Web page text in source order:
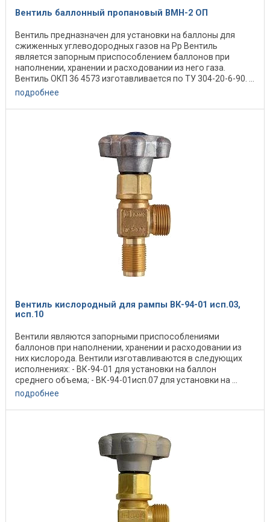
Вентиль баллонный пропановый ВМН-2 ОП
Вентиль предназначен для установки на баллоны для
сжиженных углеводородных газов на Рр Вентиль
является запорным приспособлением баллонов при
наполнении, хранении и расходовании из него газа.
Вентиль ОКП 36 4573 изготавливается по ТУ 304-20-6-90. ...
подробнее
Вентиль кислородный для рампы ВК-94-01 исп.03,
исп.10
Вентили являются запорными приспособлениями
баллонов при наполнении, хранении и расходовании из
них кислорода. Вентили изготавливаются в следующих
исполнениях: - ВК-94-01 для установки на баллон
среднего объема; - ВК-94-01исп.07 для установки на ...
подробнее